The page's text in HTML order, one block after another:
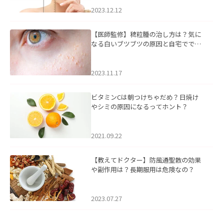
2023.12.12
【医師監修】稗粒腫の治し方は？気に
なる白いブツブツの原因と自宅ででき
2023.11.17
ビタミンCは朝つけちゃだめ？日焼け
やシミの原因になるってホント？
2021.09.22
【教えてドクター】防風通聖散の効果
や副作用は？長期服用は危険なの？
2023.07.27